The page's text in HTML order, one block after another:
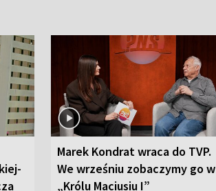
Marek Kondrat wraca do TVP.
We wrześniu zobaczymy go w
„Królu Maciusiu I”